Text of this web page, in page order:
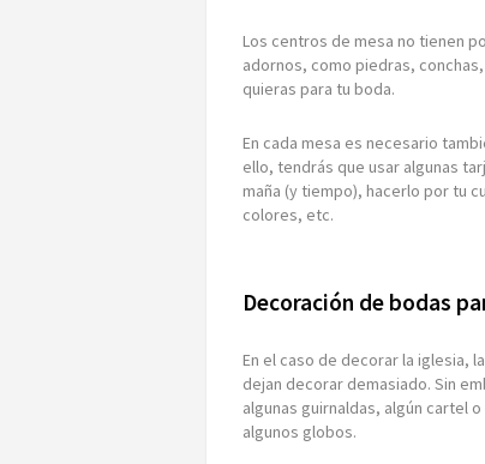
Los centros de mesa no tienen
adornos, como piedras,
quieras para tu boda.
En cada mesa es necesario
ello, tendrás que usar algunas
maña (y tiempo), hacerlo por tu
colores, etc.
Decoración de bodas
En el caso de decorar la iglesia,
dejan decorar demasiado. Sin
algunas guirnaldas, algún cartel
algunos globos.